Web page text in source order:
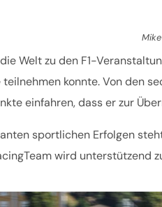
Welt zu den F1-
konnte. Von den
einfahren, dass er zur
sportlichen Erfolgen
wird unterstützend